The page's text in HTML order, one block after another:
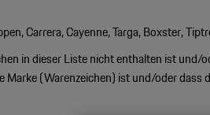
Carrera, Cayenne, Targa, Boxster,
in dieser Liste nicht enthalten ist
Marke (Warenzeichen) ist und/oder